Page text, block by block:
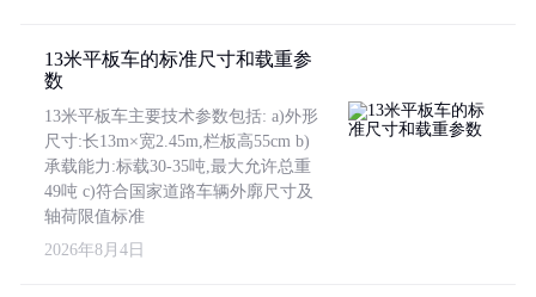
13米平板车的标准尺寸和载重参
数
13米平板车主要技术参数包括: a)外形
尺寸:长13m×宽2.45m,栏板高55cm b)
承载能力:标载30-35吨,最大允许总重
49吨 c)符合国家道路车辆外廓尺寸及
轴荷限值标准
2026年8月4日